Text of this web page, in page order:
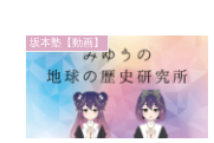
坂本塾【動画】